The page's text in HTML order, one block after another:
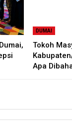
DUMAI
Tokoh
Apa